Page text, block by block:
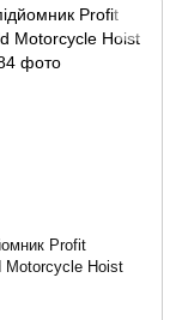
Profit
Motorcycle Hoist